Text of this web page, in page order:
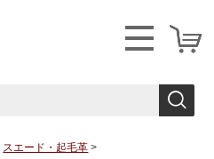
スエード・起毛革